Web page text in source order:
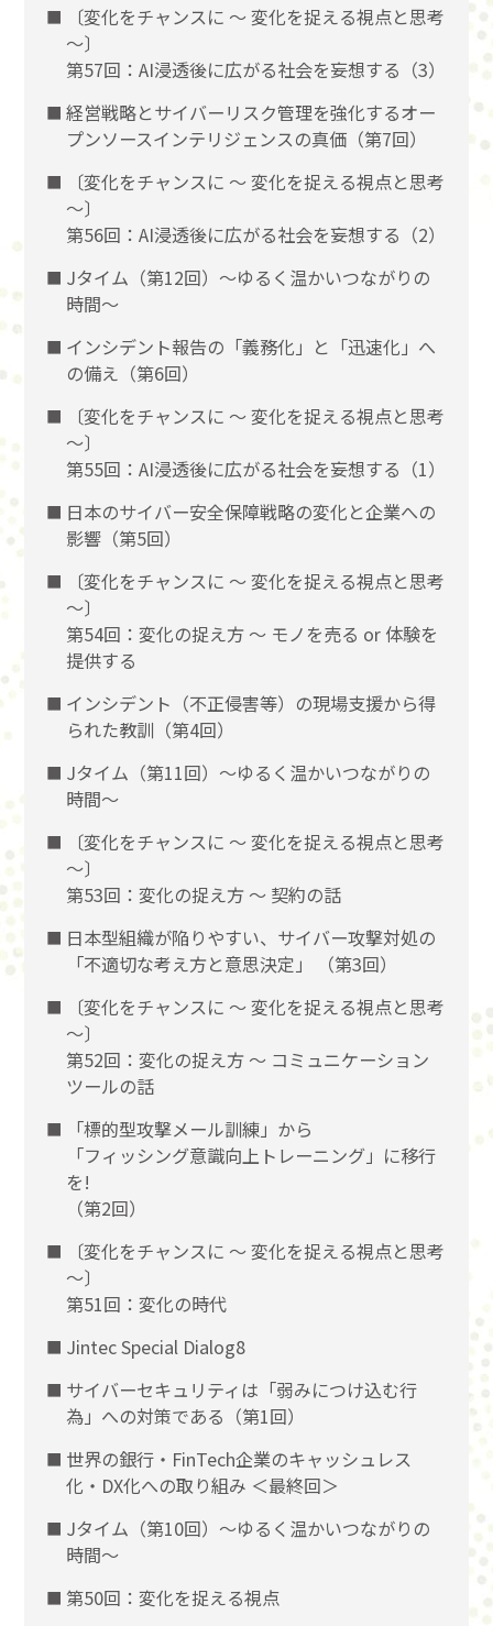
〔変化をチャンスに 〜 変化を捉える視点と思考
〜〕
第57回：AI浸透後に広がる社会を妄想する（3）
経営戦略とサイバーリスク管理を強化するオー
プンソースインテリジェンスの真価（第7回）
〔変化をチャンスに 〜 変化を捉える視点と思考
〜〕
第56回：AI浸透後に広がる社会を妄想する（2）
Jタイム（第12回）～ゆるく温かいつながりの
時間～
インシデント報告の「義務化」と「迅速化」へ
の備え（第6回）
〔変化をチャンスに 〜 変化を捉える視点と思考
〜〕
第55回：AI浸透後に広がる社会を妄想する（1）
日本のサイバー安全保障戦略の変化と企業への
影響（第5回）
〔変化をチャンスに 〜 変化を捉える視点と思考
〜〕
第54回：変化の捉え方 〜 モノを売る or 体験を
提供する
インシデント（不正侵害等）の現場支援から得
られた教訓（第4回）
Jタイム（第11回）～ゆるく温かいつながりの
時間～
〔変化をチャンスに 〜 変化を捉える視点と思考
〜〕
第53回：変化の捉え方 〜 契約の話
日本型組織が陥りやすい、サイバー攻撃対処の
「不適切な考え方と意思決定」 （第3回）
〔変化をチャンスに 〜 変化を捉える視点と思考
〜〕
第52回：変化の捉え方 〜 コミュニケーション
ツールの話
「標的型攻撃メール訓練」から
「フィッシング意識向上トレーニング」に移行
を!
（第2回）
〔変化をチャンスに 〜 変化を捉える視点と思考
〜〕
第51回：変化の時代
Jintec Special Dialog8
サイバーセキュリティは「弱みにつけ込む行
為」への対策である（第1回）
世界の銀行・FinTech企業のキャッシュレス
化・DX化への取り組み ＜最終回＞
Jタイム（第10回）～ゆるく温かいつながりの
時間～
第50回：変化を捉える視点